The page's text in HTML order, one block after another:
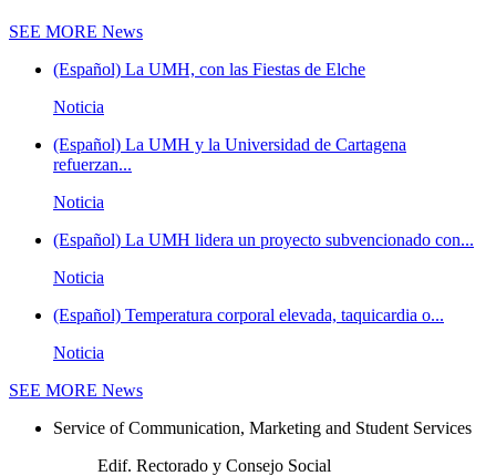
SEE MORE News
(Español) La UMH, con las Fiestas de Elche
Noticia
(Español) La UMH y la Universidad de Cartagena
refuerzan...
Noticia
(Español) La UMH lidera un proyecto subvencionado con...
Noticia
(Español) Temperatura corporal elevada, taquicardia o...
Noticia
SEE MORE News
Service of Communication, Marketing and Student Services
Edif. Rectorado y Consejo Social